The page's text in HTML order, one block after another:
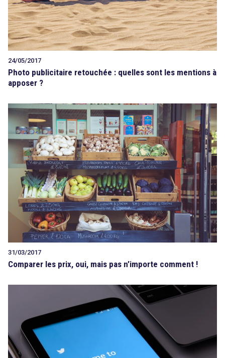
24/05/2017
Photo publicitaire retouchée : quelles sont les mentions à
apposer ?
31/03/2017
Comparer les prix, oui, mais pas n’importe comment !